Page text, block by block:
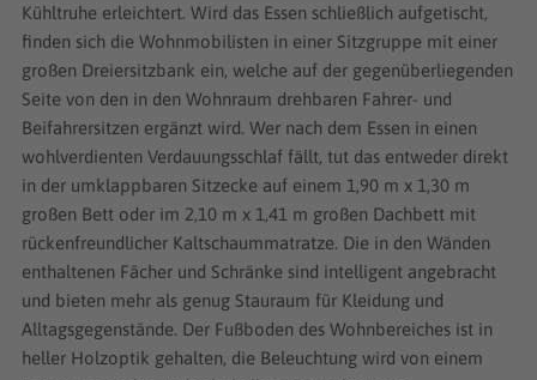
Kühltruhe erleichtert. Wird das Essen schließlich aufgetischt,
finden sich die Wohnmobilisten in einer Sitzgruppe mit einer
großen Dreiersitzbank ein, welche auf der gegenüberliegenden
Seite von den in den Wohnraum drehbaren Fahrer- und
Beifahrersitzen ergänzt wird. Wer nach dem Essen in einen
wohlverdienten Verdauungsschlaf fällt, tut das entweder direkt
in der umklappbaren Sitzecke auf einem 1,90 m x 1,30 m
großen Bett oder im 2,10 m x 1,41 m großen Dachbett mit
rückenfreundlicher Kaltschaummatratze. Die in den Wänden
enthaltenen Fächer und Schränke sind intelligent angebracht
und bieten mehr als genug Stauraum für Kleidung und
Alltagsgegenstände. Der Fußboden des Wohnbereiches ist in
heller Holzoptik gehalten, die Beleuchtung wird von einem